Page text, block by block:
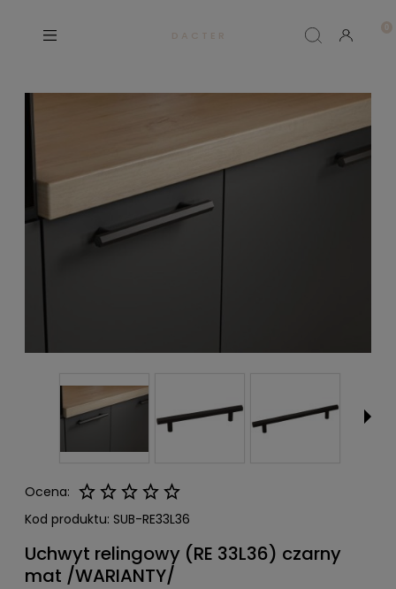
D A C T E R
Ocena:
Kod produktu: SUB-RE33L36
Uchwyt relingowy (RE 33L36) czarny
mat /WARIANTY/